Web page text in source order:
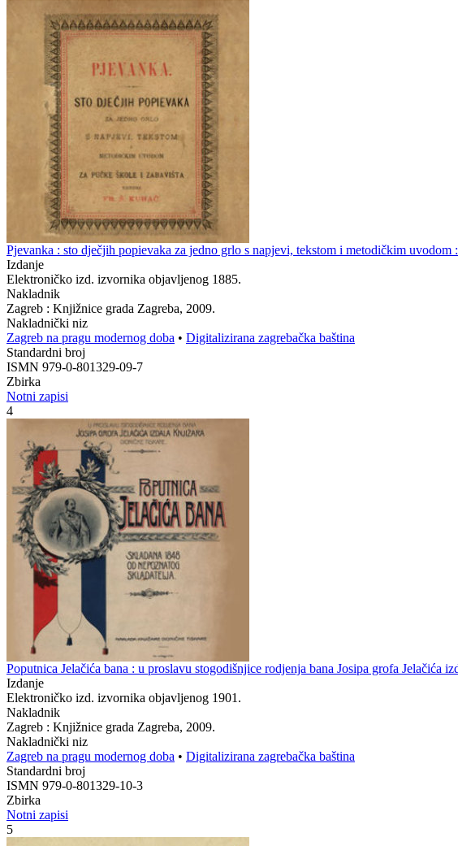
Pjevanka : sto dječjih popievaka za jedno grlo s napjevi, tekstom i metodičkim
Izdanje
Elektroničko izd. izvornika objavljenog 1885.
Nakladnik
Zagreb : Knjižnice grada Zagreba, 2009.
Nakladnički niz
Zagreb na pragu modernog doba • Digitalizirana zagrebačka baština
Standardni broj
ISMN 979-0-801329-09-7
Zbirka
Notni zapisi
4
Poputnica Jelačića bana : u proslavu stogodišnjice rodjenja bana Josipa grofa Jelačića
Izdanje
Elektroničko izd. izvornika objavljenog 1901.
Nakladnik
Zagreb : Knjižnice grada Zagreba, 2009.
Nakladnički niz
Zagreb na pragu modernog doba • Digitalizirana zagrebačka baština
Standardni broj
ISMN 979-0-801329-10-3
Zbirka
Notni zapisi
5